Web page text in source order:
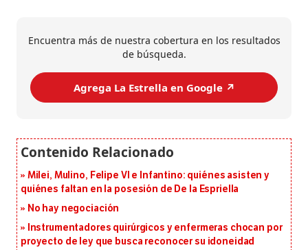
Encuentra más de nuestra cobertura en los resultados
de búsqueda.
Agrega La Estrella en Google ↗️
Milei, Mulino, Felipe VI e Infantino: quiénes asisten y
quiénes faltan en la posesión de De la Espriella
No hay negociación
Instrumentadores quirúrgicos y enfermeras chocan por
proyecto de ley que busca reconocer su idoneidad